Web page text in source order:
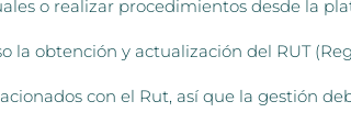
o realizar procedimientos desde la
obtención y actualización del RUT
con el Rut, así que la gestión